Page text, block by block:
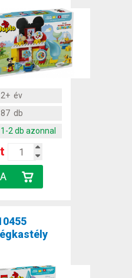
2+ év
87 db
1-2 db azonnal